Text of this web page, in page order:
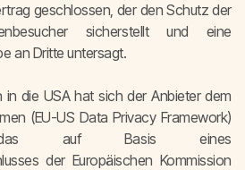
geschlossen, der den Schutz der
sicherstellt und eine
an Dritte untersagt.
in die USA hat sich der Anbieter dem
(EU-US Data Privacy Framework)
das auf Basis eines
der Europäischen Kommission